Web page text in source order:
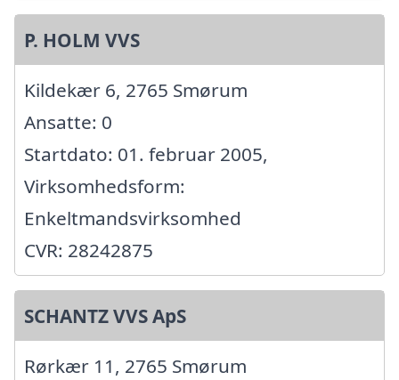
P. HOLM VVS
Kildekær 6, 2765 Smørum
Ansatte: 0
Startdato: 01. februar 2005,
Virksomhedsform:
Enkeltmandsvirksomhed
CVR: 28242875
SCHANTZ VVS ApS
Rørkær 11, 2765 Smørum